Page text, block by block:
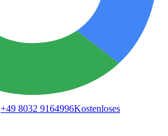
+49 8032 9164996Kostenloses